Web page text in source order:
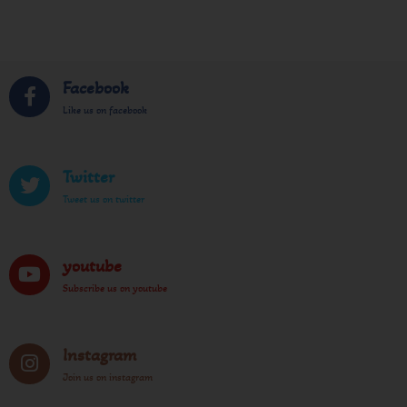
Facebook
Like us on facebook
Twitter
Tweet us on twitter
youtube
Subscribe us on youtube
Instagram
Join us on instagram